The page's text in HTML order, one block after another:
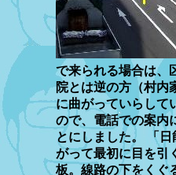
で来られる場合は、
院とは逆の方（村内
に曲がっていらして
ので、電話での案内
とにしました。 「
がって最初に目を引
板。線路の下をくぐ